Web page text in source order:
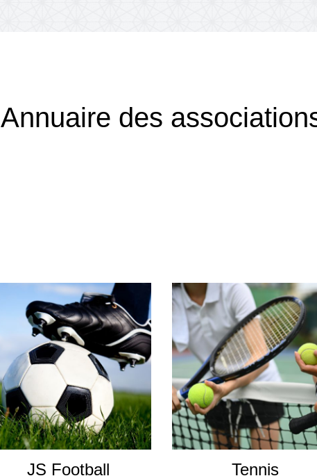
Annuaire des
JS Football Tennis